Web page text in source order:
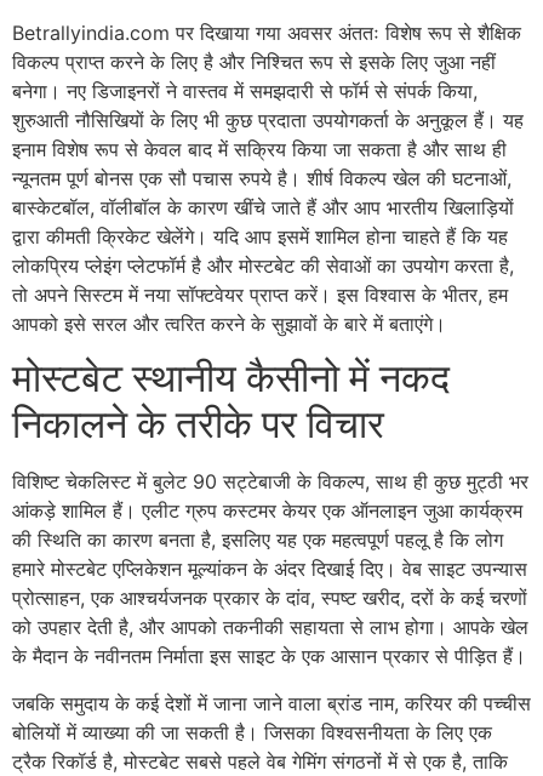
Betrallyindia.com पर दिखाया गया अवसर अंततः विशेष रूप से शैक्षिक
विकल्प प्राप्त करने के लिए है और निश्चित रूप से इसके लिए जुआ नहीं
बनेगा। नए डिजाइनरों ने वास्तव में समझदारी से फॉर्म से संपर्क किया,
शुरुआती नौसिखियों के लिए भी कुछ प्रदाता उपयोगकर्ता के अनुकूल हैं। यह
इनाम विशेष रूप से केवल बाद में सक्रिय किया जा सकता है और साथ ही
न्यूनतम पूर्ण बोनस एक सौ पचास रुपये है। शीर्ष विकल्प खेल की घटनाओं,
बास्केटबॉल, वॉलीबॉल के कारण खींचे जाते हैं और आप भारतीय खिलाड़ियों
द्वारा कीमती क्रिकेट खेलेंगे। यदि आप इसमें शामिल होना चाहते हैं कि यह
लोकप्रिय प्लेइंग प्लेटफॉर्म है और मोस्टबेट की सेवाओं का उपयोग करता है,
तो अपने सिस्टम में नया सॉफ्टवेयर प्राप्त करें। इस विश्वास के भीतर, हम
आपको इसे सरल और त्वरित करने के सुझावों के बारे में बताएंगे।
मोस्टबेट स्थानीय कैसीनो में नकद
निकालने के तरीके पर विचार
विशिष्ट चेकलिस्ट में बुलेट 90 सट्टेबाजी के विकल्प, साथ ही कुछ मुट्ठी भर
आंकड़े शामिल हैं। एलीट ग्रुप कस्टमर केयर एक ऑनलाइन जुआ कार्यक्रम
की स्थिति का कारण बनता है, इसलिए यह एक महत्वपूर्ण पहलू है कि लोग
हमारे मोस्टबेट एप्लिकेशन मूल्यांकन के अंदर दिखाई दिए। वेब साइट उपन्यास
प्रोत्साहन, एक आश्चर्यजनक प्रकार के दांव, स्पष्ट खरीद, दरों के कई चरणों
को उपहार देती है, और आपको तकनीकी सहायता से लाभ होगा। आपके खेल
के मैदान के नवीनतम निर्माता इस साइट के एक आसान प्रकार से पीड़ित हैं।
जबकि समुदाय के कई देशों में जाना जाने वाला ब्रांड नाम, करियर की पच्चीस
बोलियों में व्याख्या की जा सकती है। जिसका विश्वसनीयता के लिए एक
ट्रैक रिकॉर्ड है, मोस्टबेट सबसे पहले वेब गेमिंग संगठनों में से एक है, ताकि